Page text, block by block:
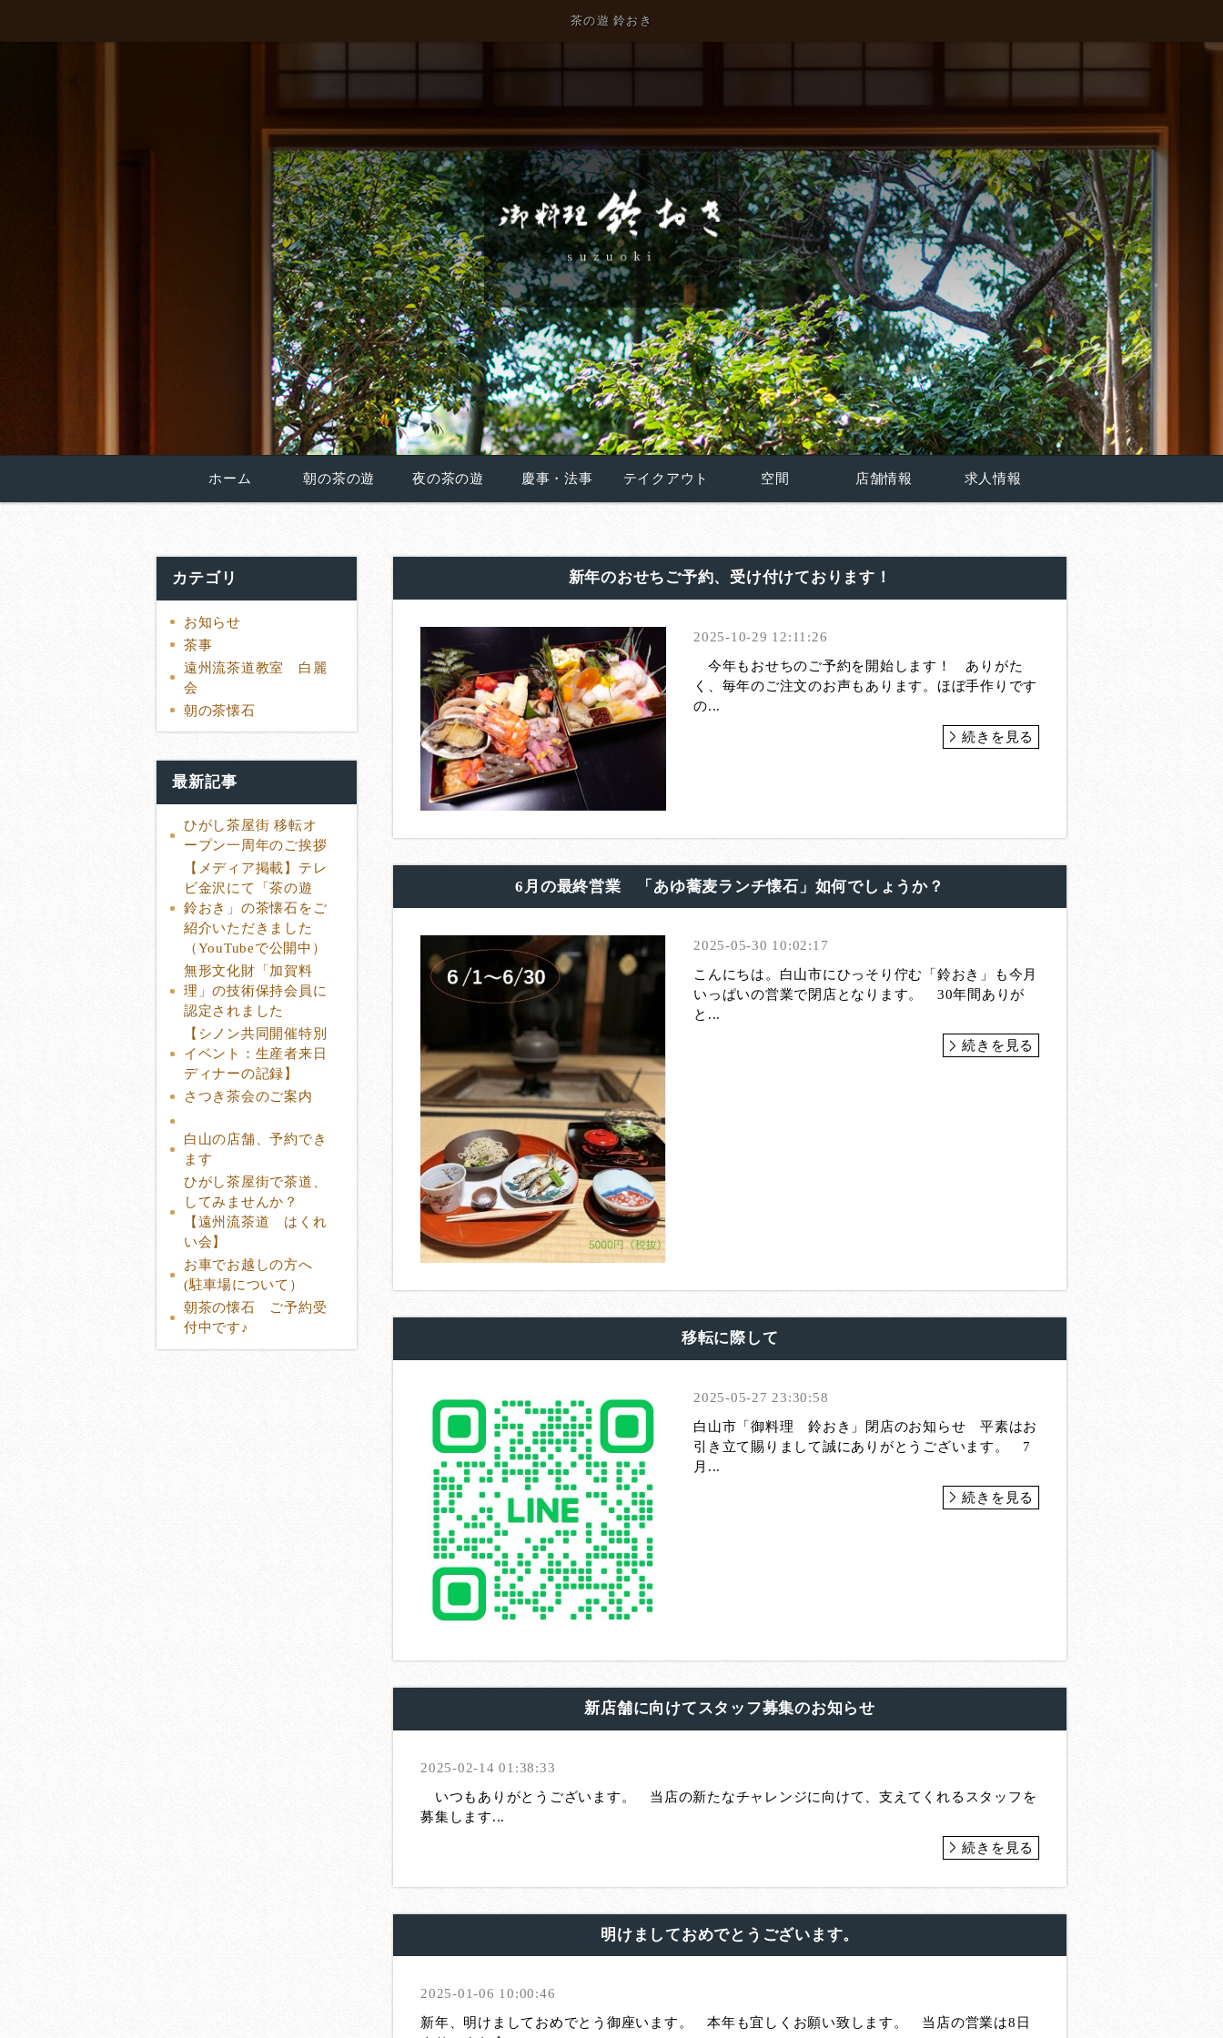
茶の遊 鈴おき
ホーム 朝の茶の遊 夜の茶の遊 慶事・法事 テイクアウト 空間 店舗情報 求人情報
カテゴリ
お知らせ
茶事
遠州流茶道教室 白麗
会
朝の茶懐石
最新記事
ひがし茶屋街 移転オ
ープン一周年のご挨拶
【メディア掲載】テレ
ビ金沢にて「茶の遊
鈴おき」の茶懐石をご
紹介いただきました
（YouTubeで公開中）
無形文化財「加賀料
理」の技術保持会員に
認定されました
【シノン共同開催特別
イベント：生産者来日
ディナーの記録】
さつき茶会のご案内
白山の店舗、予約でき
ます
ひがし茶屋街で茶道、
してみませんか？
【遠州流茶道 はくれ
い会】
お車でお越しの方へ
(駐車場について）
朝茶の懐石 ご予約受
付中です♪
新年のおせちご予約、受け付けております！
2025-10-29 12:11:26
今年もおせちのご予約を開始します！ ありがた
く、毎年のご注文のお声もあります。ほぼ手作りです
の...
続きを見る
6月の最終営業 「あゆ蕎麦ランチ懐石」如何でしょうか？
2025-05-30 10:02:17
こんにちは。白山市にひっそり佇む「鈴おき」も今月
いっぱいの営業で閉店となります。 30年間ありが
と...
続きを見る
移転に際して
2025-05-27 23:30:58
白山市「御料理 鈴おき」閉店のお知らせ 平素はお
引き立て賜りまして誠にありがとうございます。 7
月...
続きを見る
新店舗に向けてスタッフ募集のお知らせ
2025-02-14 01:38:33
いつもありがとうございます。 当店の新たなチャレンジに向けて、支えてくれるスタッフを
募集します...
続きを見る
明けましておめでとうございます。
2025-01-06 10:00:46
新年、明けましておめでとう御座います。 本年も宜しくお願い致します。 当店の営業は8日